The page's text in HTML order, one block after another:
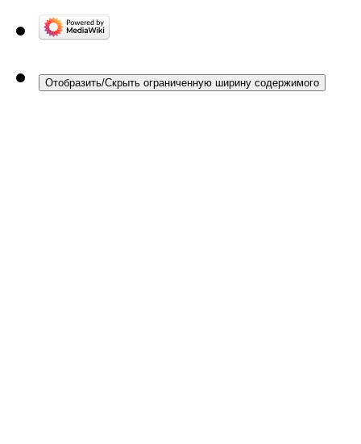
Отобразить/Скрыть ограниченную ширину содержимого